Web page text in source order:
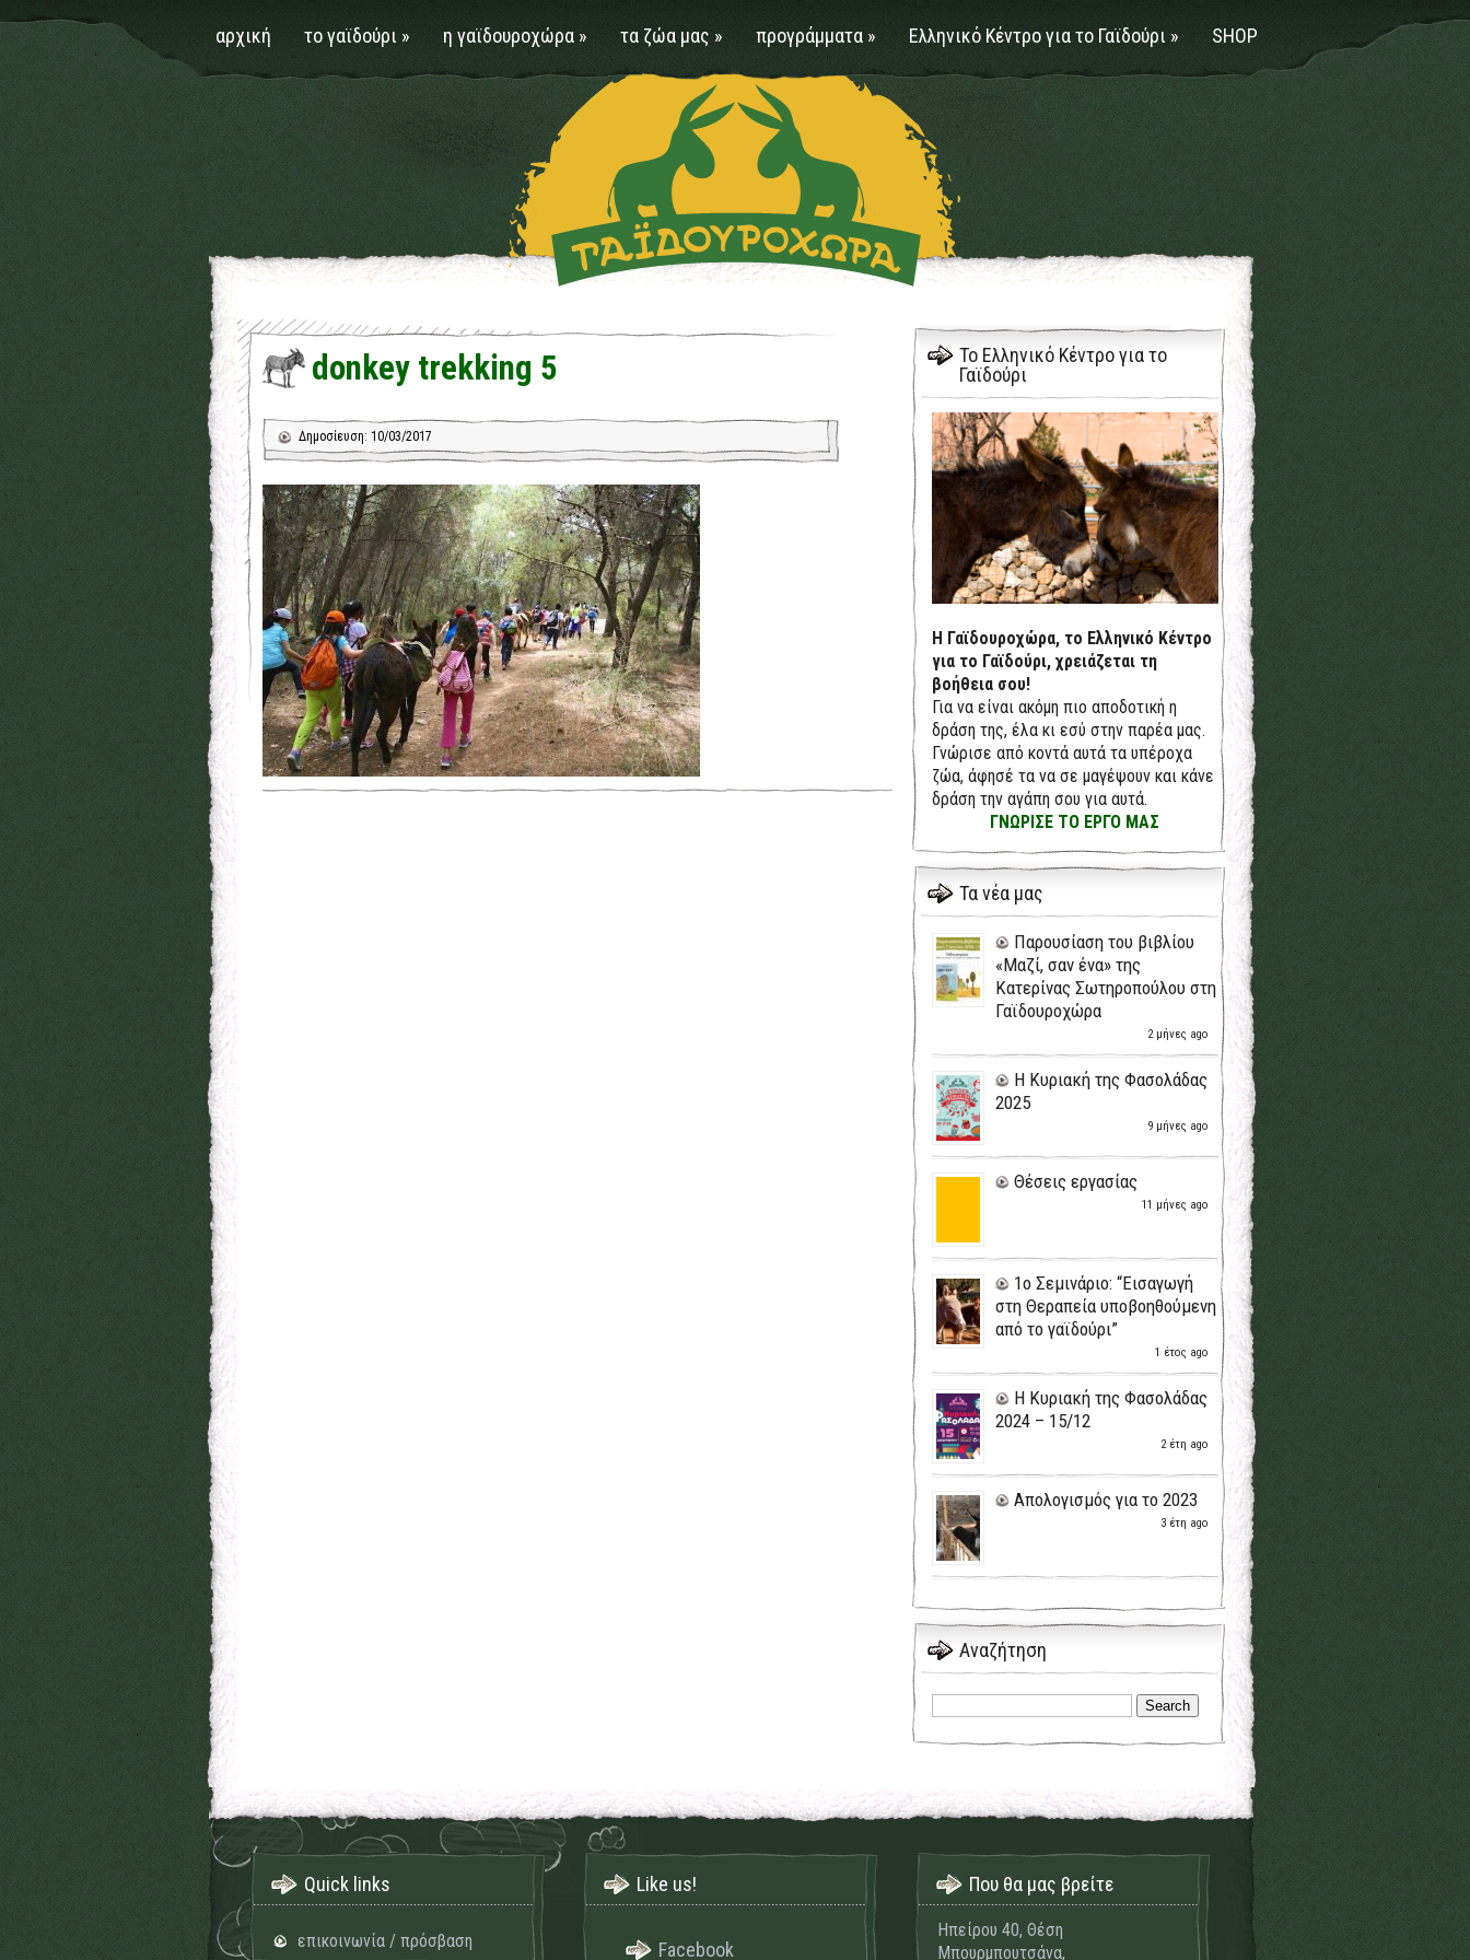
αρχική το γαϊδούρι » η γαϊδουροχώρα» τα ζώα μας » προγράμματα» Ελληνικό Κέντρο για το Γαϊδούρι » SHOP
donkey trekking 5
Δημοσίευση: 10/03/2017
Το Ελληνικό Κέντρο για το
Γαϊδούρι
Η Γαϊδουροχώρα, το Ελληνικό Κέντρο
για το Γαϊδούρι, χρειάζεται τη
βοήθεια σου!
Για να είναι ακόμη πιο αποδοτική η
δράση της, έλα κι εσύ στην παρέα μας.
Γνώρισε από κοντά αυτά τα υπέροχα
ζώα, άφησέ τα να σε μαγέψουν και κάνε
δράση την αγάπη σου για αυτά.
ΓΝΩΡΙΣΕ ΤΟ ΕΡΓΟ ΜΑΣ
Τα νέα μας
Παρουσίαση του βιβλίου
«Μαζί, σαν ένα» της
Κατερίνας Σωτηροπούλου στη
Γαϊδουροχώρα
2 μήνες ago
H Κυριακή της Φασολάδας
2025
9 μήνες ago
Θέσεις εργασίας
11 μήνες ago
1ο Σεμινάριο: “Εισαγωγή
στη Θεραπεία υποβοηθούμενη
από το γαϊδούρι”
1 έτος ago
H Κυριακή της Φασολάδας
2024 – 15/12
2 έτη ago
Απολογισμός για το 2023
3 έτη ago
Αναζήτηση
Quick links
επικοινωνία / πρόσβαση
Like us!
Facebook
Που θα μας βρείτε
Ηπείρου 40, Θέση
Μπουρμπουτσάνα,